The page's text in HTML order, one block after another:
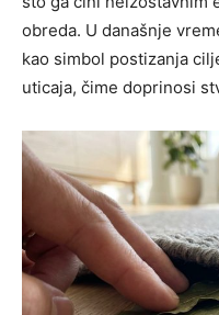
obreda. U današnje
kao simbol postizanja
uticaja, čime doprinosi